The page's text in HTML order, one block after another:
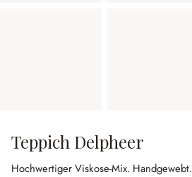
Teppich Delpheer
Hochwertiger Viskose-Mix. Handgewebt.